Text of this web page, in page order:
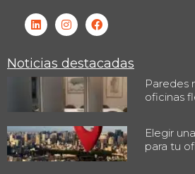
Noticias destacadas
Paredes
oficinas
Elegir
para tu